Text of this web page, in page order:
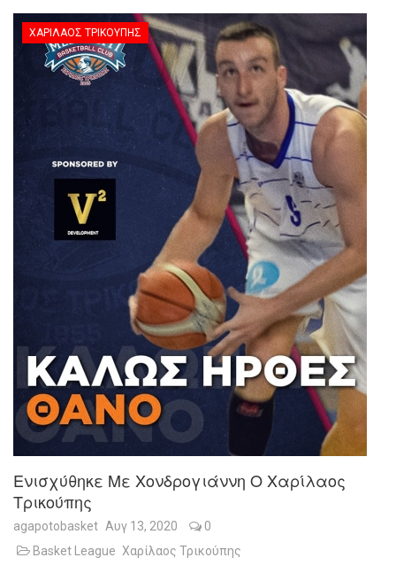
ΧΑΡΊΛΑΟΣ ΤΡΙΚΟΎΠΗΣ
Ενισχύθηκε Με Χονδρογιάννη Ο Χαρίλαος
Τρικούπης
agapotobasket Αυγ 13, 2020
0
Basket League Χαρίλαος Τρικούπης